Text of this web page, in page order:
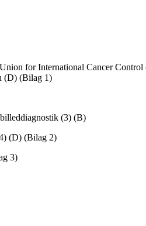
for International Cancer
(D) (Bilag 1)
(3) (B)
(D) (Bilag 2)
3)